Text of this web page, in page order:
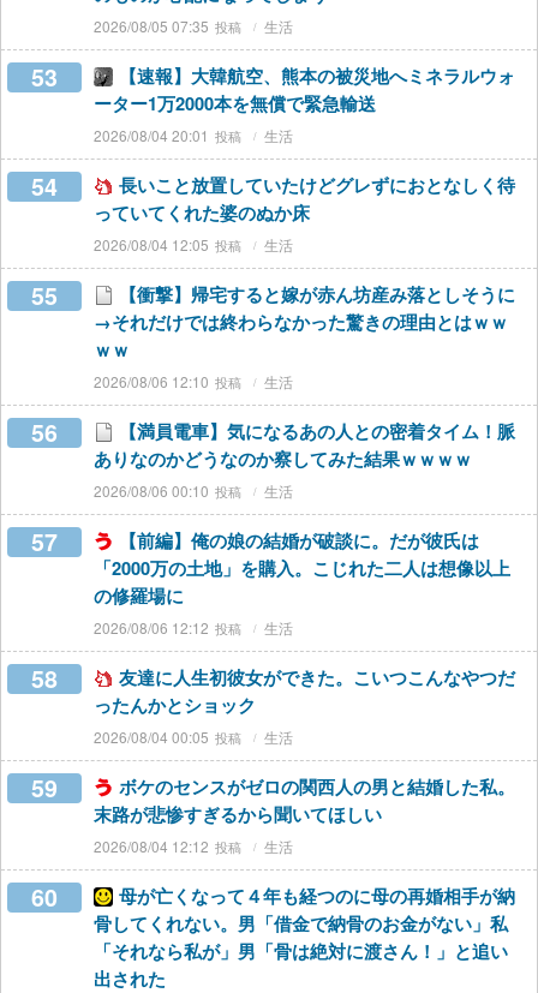
2026/08/05 07:35 生活
53
【速報】大韓航空、熊本の被災地へミネラルウォ
ーター1万2000本を無償で緊急輸送
2026/08/04 20:01 生活
54
長いこと放置していたけどグレずにおとなしく待
っていてくれた婆のぬか床
2026/08/04 12:05 生活
55
【衝撃】帰宅すると嫁が赤ん坊産み落としそうに
→それだけでは終わらなかった驚きの理由とはｗｗ
ｗｗ
2026/08/06 12:10 生活
56
【満員電車】気になるあの人との密着タイム！脈
ありなのかどうなのか察してみた結果ｗｗｗｗ
2026/08/06 00:10 生活
57
【前編】俺の娘の結婚が破談に。だが彼氏は
「2000万の土地」を購入。こじれた二人は想像以上
の修羅場に
2026/08/06 12:12 生活
58
友達に人生初彼女ができた。こいつこんなやつだ
ったんかとショック
2026/08/04 00:05 生活
59
ボケのセンスがゼロの関西人の男と結婚した私。
末路が悲惨すぎるから聞いてほしい
2026/08/04 12:12 生活
60
母が亡くなって４年も経つのに母の再婚相手が納
骨してくれない。男「借金で納骨のお金がない」私
「それなら私が」男「骨は絶対に渡さん！」と追い
出された